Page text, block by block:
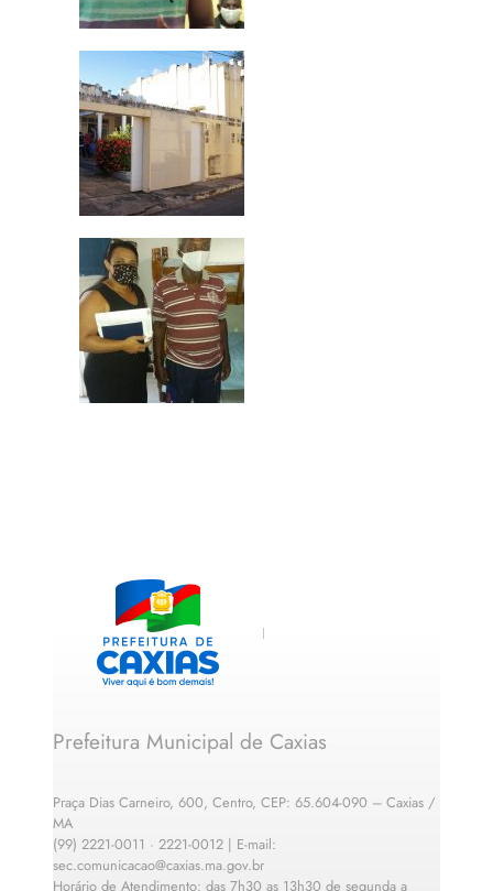
Prefeitura Municipal de Caxias
Praça Dias Carneiro, 600, Centro, CEP: 65.604-090 – Caxias /
MA
(99) 2221-0011 · 2221-0012 | E-mail:
sec.comunicacao@caxias.ma.gov.br
Horário de Atendimento: das 7h30 as 13h30 de segunda a